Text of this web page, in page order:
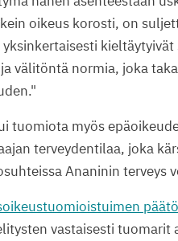
oikeus korosti, on
välitöntä normia, joka
tuomiota myös
terveydentilaa, joka
Ananinin terveys
vastaisesti